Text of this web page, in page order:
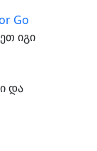
Go
იგი
და